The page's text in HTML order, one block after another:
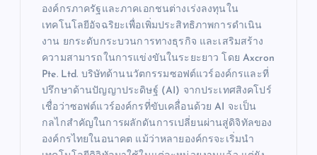
องค์กรภาครัฐและภาคเอกชนต่างเร่งลงทุนใน
เทคโนโลยีอัจฉริยะเพื่อเพิ่มประสิทธิภาพการดำเนิน
งาน ยกระดับกระบวนการทางธุรกิจ และเสริมสร้าง
ความสามารถในการแข่งขันในระยะยาว โดย Axcron
Pte. Ltd. บริษัทด้านนวัตกรรมซอฟต์แวร์องค์กรและที่
ปรึกษาด้านปัญญาประดิษฐ์ (AI) จากประเทศสิงคโปร์
เชื่อว่าซอฟต์แวร์องค์กรที่ขับเคลื่อนด้วย AI จะเป็น
กลไกสำคัญในการผลักดันการเปลี่ยนผ่านสู่ดิจิทัลของ
องค์กรไทยในอนาคต แม้ว่าหลายองค์กรจะเริ่มนำ